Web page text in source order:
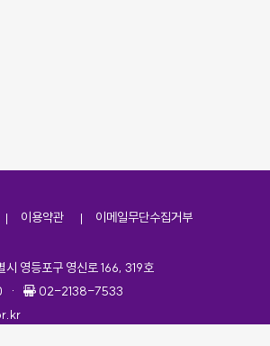
이용약관 이메일무단수집거부
영등포구 영신로 166, 319호
· 팩스번호
02-2138-7533